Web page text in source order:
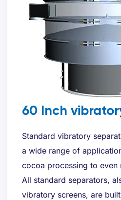
60 Inch
Standard vibratory
a wide range of
cocoa processing to even
All standard separators,
vibratory screens, are